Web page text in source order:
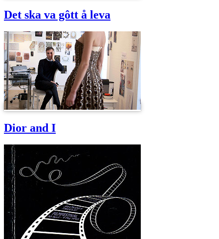
Det ska va gôtt å leva
Dior and I